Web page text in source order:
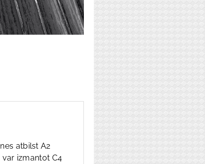
atbilst A2
izmantot C4